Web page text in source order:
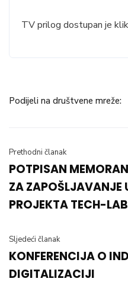
TV prilog dostupan je
Podijeli na društvene mreže:
Prethodni članak
POTPISAN
ZA ZAPOŠLJAVANJE
PROJEKTA TECH-LAB
Sljedeći članak
KONFERENCIJA O
DIGITALIZACIJI